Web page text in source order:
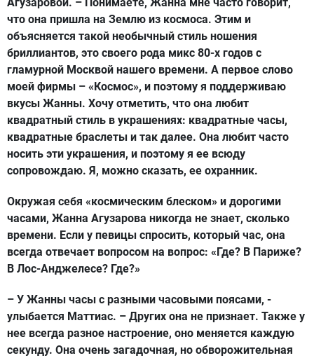
что она пришла на Землю из космоса. Этим и
объясняется такой необычный стиль ношения
бриллиантов, это своего рода микс 80-х годов с
гламурной Москвой нашего времени. А первое слово
моей фирмы – «Космос», и поэтому я поддерживаю
вкусы Жанны. Хочу отметить, что она любит
квадратный стиль в украшениях: квадратные часы,
квадратные браслеты и так далее. Она любит часто
носить эти украшения, и поэтому я ее всюду
сопровождаю. Я, можно сказать, ее охранник.
Окружая себя «космическим блеском» и дорогими
часами, Жанна Агузарова никогда не знает, сколько
времени. Если у певицы спросить, который час, она
всегда отвечает вопросом на вопрос: «Где? В Париже?
В Лос-Анджелесе? Где?»
– У Жанны часы с разными часовыми поясами, -
улыбается Маттиас. – Других она не признает. Также у
нее всегда разное настроение, оно меняется каждую
секунду. Она очень загадочная, но обворожительная